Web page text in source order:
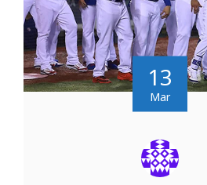
13
Mar